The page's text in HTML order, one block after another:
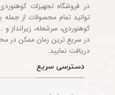
در فروشگاه تجهیزات
توانید تمام محصولات از
کوهنوردی، سرشعله، زیرانداز
در سریع ترین زمان ممکن در
دریافت نمایید.
دسترسی سریع